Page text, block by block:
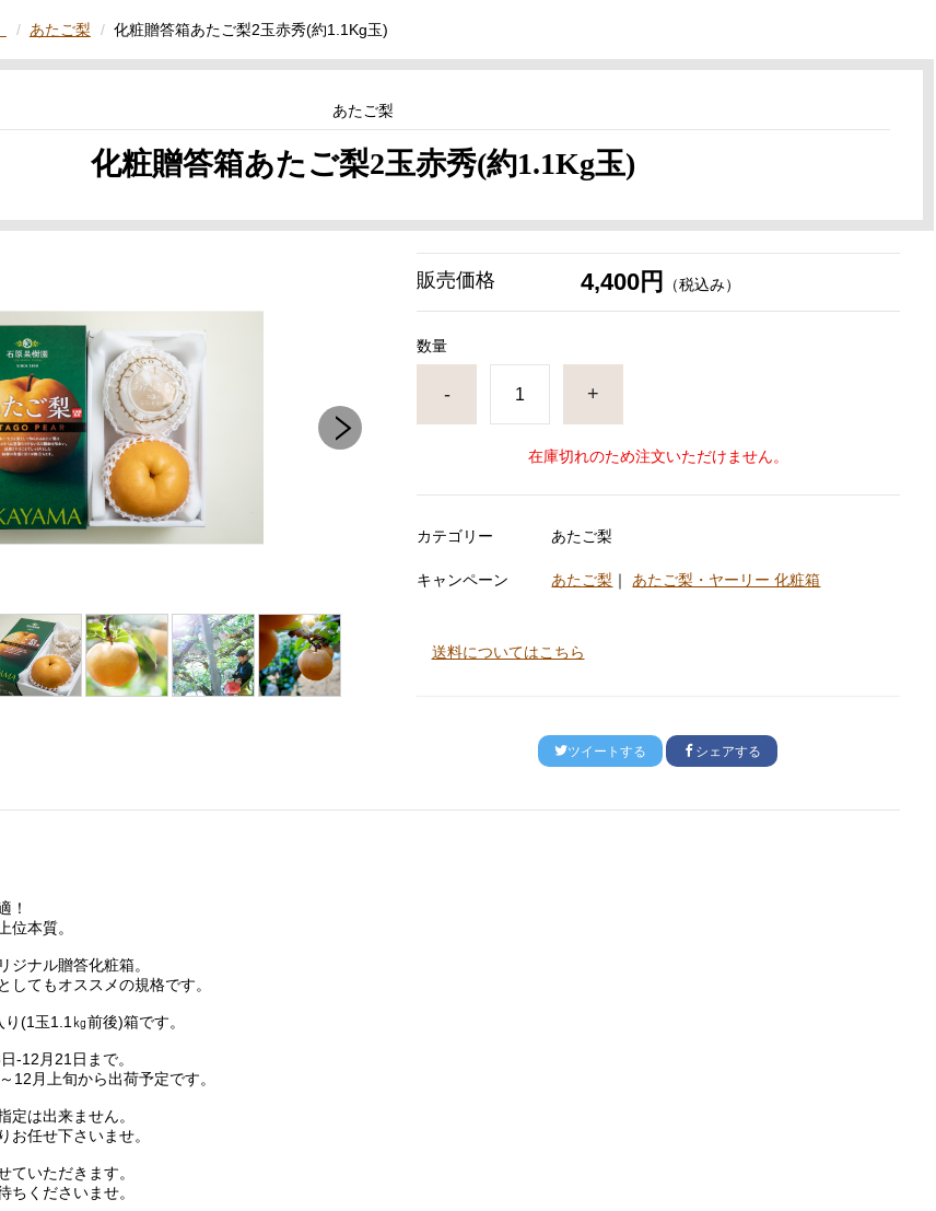
あたご梨 化粧贈答箱あたご梨2玉赤秀(約1.1Kg玉)
あたご梨
化粧贈答箱あたご梨2玉赤秀(約1.1Kg玉)
販売価格 4,400円 （税込み）
数量
- +
在庫切れのため注文いただけません。
カテゴリー あたご梨
キャンペーン あたご梨 ｜ あたご梨・ヤーリー 化粧箱
送料についてはこちら
ツイートする シェアする
！
位本質。
ジナル贈答化粧箱。
してもオススメの規格です。
(1玉1.1㎏前後)箱です。
-12月21日まで。
12月上旬から出荷予定です。
定は出来ません。
お任せ下さいませ。
ていただきます。
ちくださいませ。